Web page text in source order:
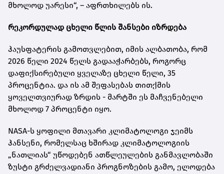
მხოლოდ უარესი“, – აფრთხილებს ის.
რეკორდულად ცხელი წლის შანსები იზრდება
ჰაუსფატერის გამოთვლებით, იმის ალბათობა, რომ
2026 წელი 2024 წელს გადააჭარბებს, როგორც
დაფიქსირებული ყველაზე ცხელი წელი, 35
პროცენტია. და ის ამ შეფასებას თითქმის
ყოველთვიურად ზრდის - მარტში ეს მაჩვენებელი
მხოლოდ 7 პროცენტი იყო.
NASA-ს ყოფილი მთავარი კლიმატოლოგი ჯეიმს
ჰანსენი, რომელსაც ხშირად კლიმატოლოგიის
„ნათლიას“ უწოდებენ ათწლეულების განმავლობაში
ზუსტი გრძელვადიანი პროგნოზების გამო, ელოდება